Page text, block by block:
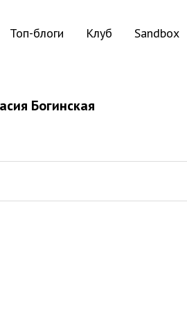
Топ-блоги Клуб Sandbox
Богинская